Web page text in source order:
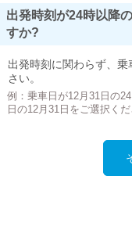
出発時刻が24時以降
すか?
出発時刻に関わらず、
さい。
例：乗車日が12月31日の
日の12月31日をご選択くだ